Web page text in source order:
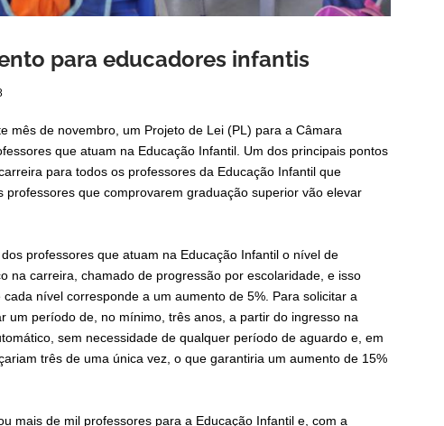
para educadores infantis
mês de novembro, um Projeto de Lei (PL) para a Câmara
que atuam na Educação Infantil. Um dos principais pontos
para todos os professores da Educação Infantil que
professores que comprovarem graduação superior vão elevar
professores que atuam na Educação Infantil o nível de
na carreira, chamado de progressão por escolaridade, e isso
nível corresponde a um aumento de 5%. Para solicitar a
um período de, no mínimo, três anos, a partir do ingresso na
sem necessidade de qualquer período de aguardo e, em
três de uma única vez, o que garantiria um aumento de 15%
mais de mil professores para a Educação Infantil e, com a